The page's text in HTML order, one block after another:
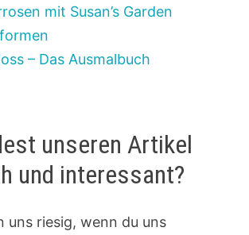
mit Susan’s Garden
– Das Ausmalbuch
unseren Artikel
und interessant?
uns riesig, wenn du uns